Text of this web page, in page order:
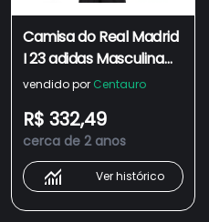
Camisa do Real Madrid
I 23 adidas Masculina
Torcedor
vendido por Centauro
R$ 332,49
cerca de 2 anos
Ver histórico